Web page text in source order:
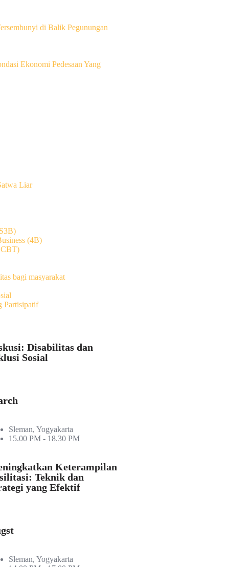
di Balik Pegunungan
Ekonomi Pedesaan Yang
Liar
(4B)
bagi masyarakat
Partisipatif
Disabilitas dan
Sosial
Sleman, Yogyakarta
15.00 PM - 18.30 PM
Keterampilan
Teknik dan
yang Efektif
Sleman, Yogyakarta